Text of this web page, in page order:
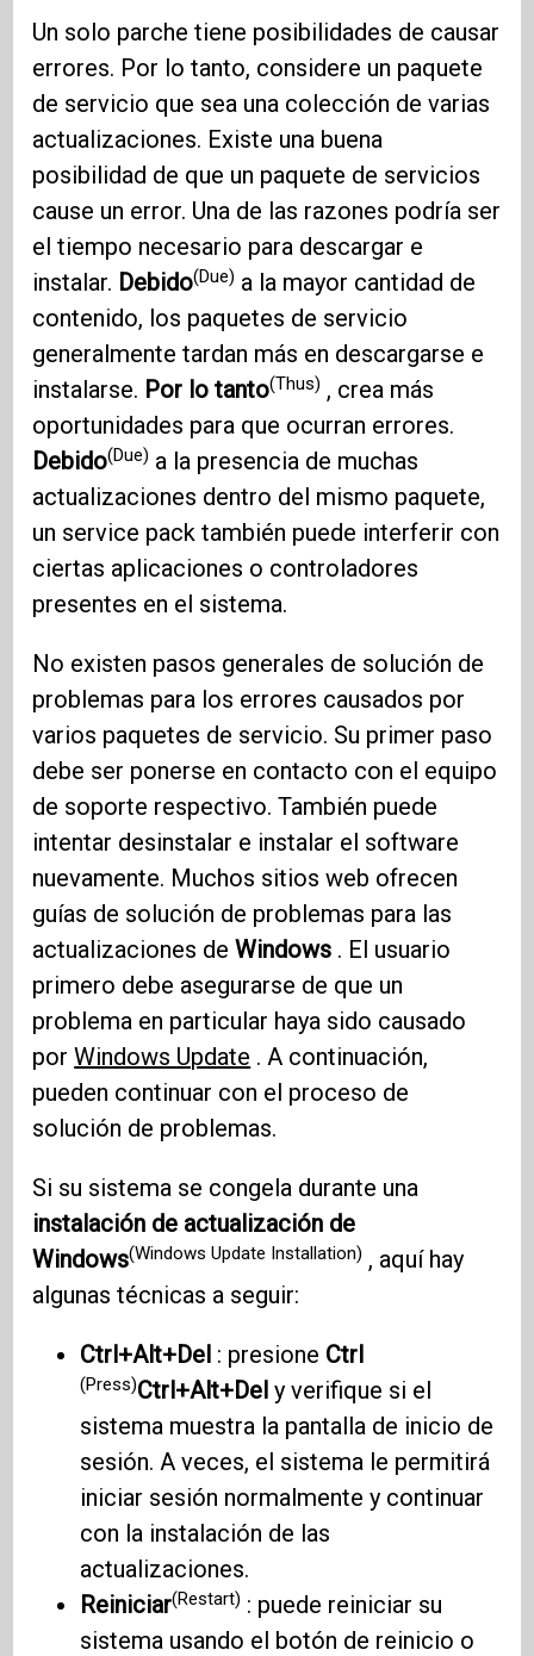
Un solo parche tiene posibilidades de causar
errores. Por lo tanto, considere un paquete
de servicio que sea una colección de varias
actualizaciones. Existe una buena
posibilidad de que un paquete de servicios
cause un error. Una de las razones podría ser
el tiempo necesario para descargar e
instalar. Debido(Due) a la mayor cantidad de
contenido, los paquetes de servicio
generalmente tardan más en descargarse e
instalarse. Por lo tanto(Thus) , crea más
oportunidades para que ocurran errores.
Debido(Due) a la presencia de muchas
actualizaciones dentro del mismo paquete,
un service pack también puede interferir con
ciertas aplicaciones o controladores
presentes en el sistema.
No existen pasos generales de solución de
problemas para los errores causados ​​por
varios paquetes de servicio. Su primer paso
debe ser ponerse en contacto con el equipo
de soporte respectivo. También puede
intentar desinstalar e instalar el software
nuevamente. Muchos sitios web ofrecen
guías de solución de problemas para las
actualizaciones deWindows . El usuario
primero debe asegurarse de que un
problema en particular haya sido causado
porWindows Update . A continuación,
pueden continuar con el proceso de
solución de problemas.
Si su sistema se congela durante una
instalación de actualización de
Windows(Windows Update Installation) , aquí hay
algunas técnicas a seguir:
Ctrl+Alt+Del : presione Ctrl
(Press)Ctrl+Alt+Del y verifique si el
sistema muestra la pantalla de inicio de
sesión. A veces, el sistema le permitirá
iniciar sesión normalmente y continuar
con la instalación de las
actualizaciones.
Reiniciar(Restart) : puede reiniciar su
sistema usando el botón de reinicio o